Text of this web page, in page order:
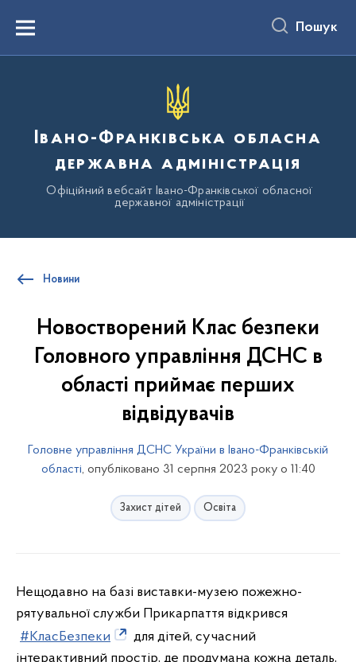
вмістуMenu Пошук
Івано-Франківська обласна
державна адміністрація
Офіційний вебсайт Івано-Франківської обласної
державної адміністрації
Новини
Новостворений Клас безпеки
Головного управління ДСНС в
області приймає перших
відвідувачів
Головне управління ДСНС України в Івано-Франківській
області, опубліковано 31 серпня 2023 року о 11:40
Захист дітей Освіта
Нещодавно на базі виставки-музею пожежно-
рятувальної служби Прикарпаття відкрився
#КласБезпеки
для дітей, сучасний
інтерактивний простір, де продумана кожна деталь,